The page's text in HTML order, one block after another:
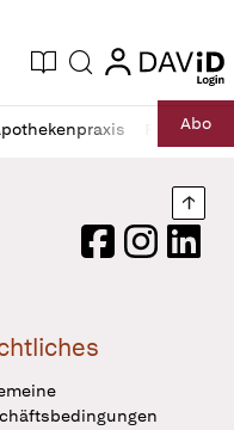
Ausgabe
Suche login
login
RechtAbo
FacebookInstagram